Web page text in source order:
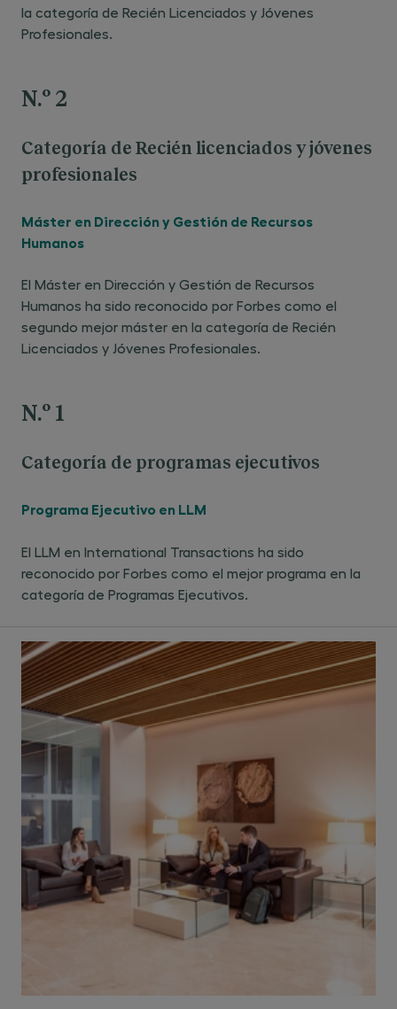
la categoría de Recién Licenciados y Jóvenes
Profesionales.
N.º 2
Categoría de Recién licenciados y jóvenes
profesionales
Máster en Dirección y Gestión de Recursos
Humanos
El Máster en Dirección y Gestión de Recursos
Humanos ha sido reconocido por Forbes como el
segundo mejor máster en la categoría de Recién
Licenciados y Jóvenes Profesionales.
N.º 1
Categoría de programas ejecutivos
Programa Ejecutivo en LLM
El LLM en International Transactions ha sido
reconocido por Forbes como el mejor programa en la
categoría de Programas Ejecutivos.